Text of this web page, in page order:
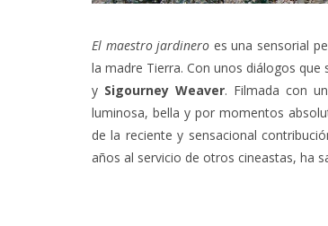
El maestro jardinero es una sensorial
la madre Tierra. Con unos diálogos
y Sigourney Weaver. Filmada con
luminosa, bella y por momentos
de la reciente y sensacional
años al servicio de otros cineastas, ha